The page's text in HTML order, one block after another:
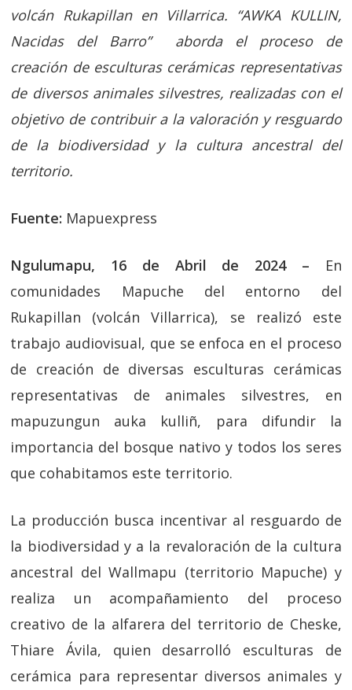
volcán Rukapillan en Villarrica. “AWKA KULLIN,
Nacidas del Barro” aborda el proceso de
creación de esculturas cerámicas representativas
de diversos animales silvestres, realizadas con el
objetivo de contribuir a la valoración y resguardo
de la biodiversidad y la cultura ancestral del
territorio.
Fuente: Mapuexpress
Ngulumapu, 16 de Abril de 2024 – En
comunidades Mapuche del entorno del
Rukapillan (volcán Villarrica), se realizó este
trabajo audiovisual, que se enfoca en el proceso
de creación de diversas esculturas cerámicas
representativas de animales silvestres, en
mapuzungun auka kulliñ, para difundir la
importancia del bosque nativo y todos los seres
que cohabitamos este territorio.
La producción busca incentivar al resguardo de
la biodiversidad y a la revaloración de la cultura
ancestral del Wallmapu (territorio Mapuche) y
realiza un acompañamiento del proceso
creativo de la alfarera del territorio de Cheske,
Thiare Ávila, quien desarrolló esculturas de
cerámica para representar diversos animales y